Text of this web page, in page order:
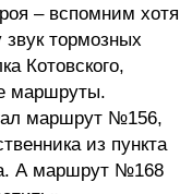
– вспомним хотя
тормозных
Котовского,
маршруты.
маршрут №156,
из пункта
А маршрут №168